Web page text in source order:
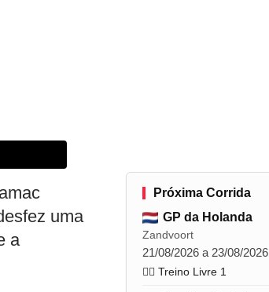
uma
a
Próxima Corrida
GP da Holanda
Zandvoort
21/08/2026 a 23/08/2026
🏋️‍♂️ Treino Livre 1